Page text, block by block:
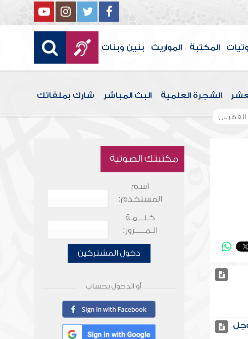
المكتبة المواريث بنين وبنات
الشجرة العلمية البث المباشر شارك بملفاتك
مكتبتك الصوتية
اسم
المستخدم:
كـلـــمـة
الـمـــــرور:
دخول المشتركين
أو الدخول بحساب